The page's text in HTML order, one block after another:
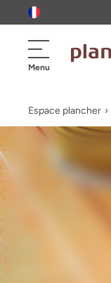
Menu
Espace plancher